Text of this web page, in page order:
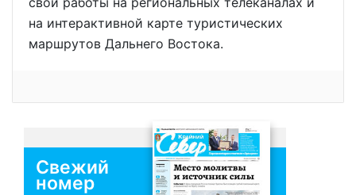
на интерактивной карте туристических
маршрутов Дальнего Востока.
Свежий
номер